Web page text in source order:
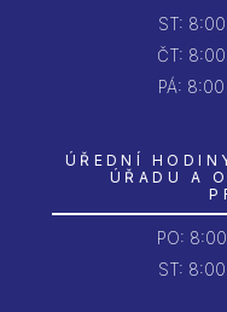
ST: 8:00
ČT: 8:00
PÁ: 8:00
ÚŘEDNÍ
ÚŘADU A
PO: 8:00
ST: 8:00